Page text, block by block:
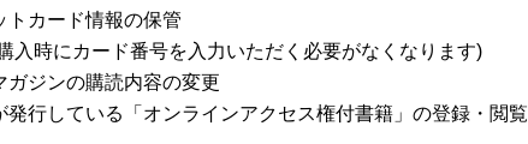
トカード情報の保管
入時にカード番号を入力いただく必要がなくなります)
ガジンの購読内容の変更
発行している「オンラインアクセス権付書籍」の登録・閲覧